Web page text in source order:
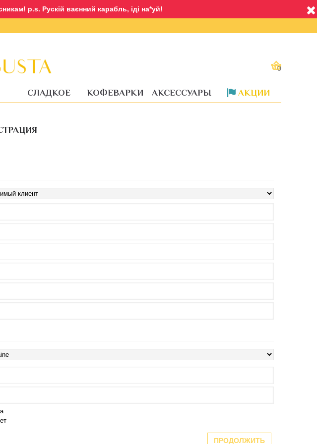
p.s. Рускій ваєнний карабль, іді на*уй!
0
СЛАДКОЕ КОФЕВАРКИ АКСЕССУАРЫ АКЦИИ
ПРОДОЛЖИТЬ